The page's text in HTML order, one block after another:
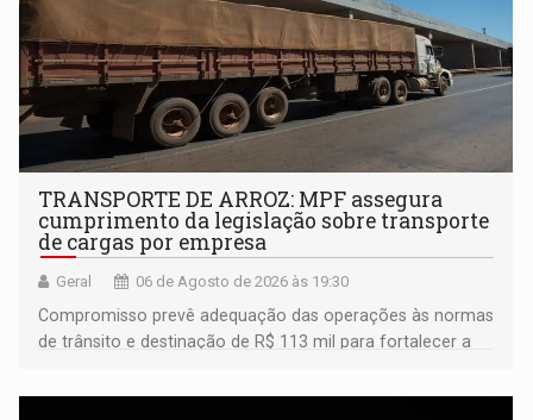
TRANSPORTE DE ARROZ: MPF assegura
cumprimento da legislação sobre transporte
de cargas por empresa
Geral 06 de Agosto de 2026 às 19:30
Compromisso prevê adequação das operações às normas
de trânsito e destinação de R$ 113 mil para fortalecer a